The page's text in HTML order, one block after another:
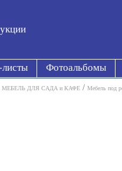
Фотоальбомы
МЕБЕЛЬ ДЛЯ САДА и КАФЕ / Мебель под